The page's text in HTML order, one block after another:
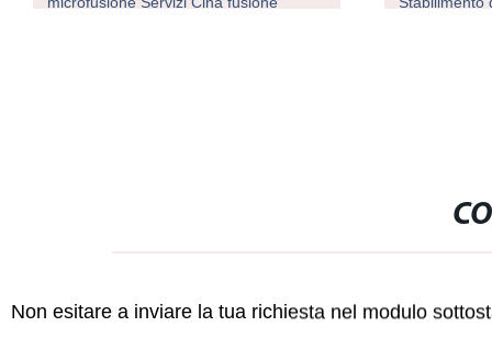
Non esitare a inviare la tua richiesta nel modulo